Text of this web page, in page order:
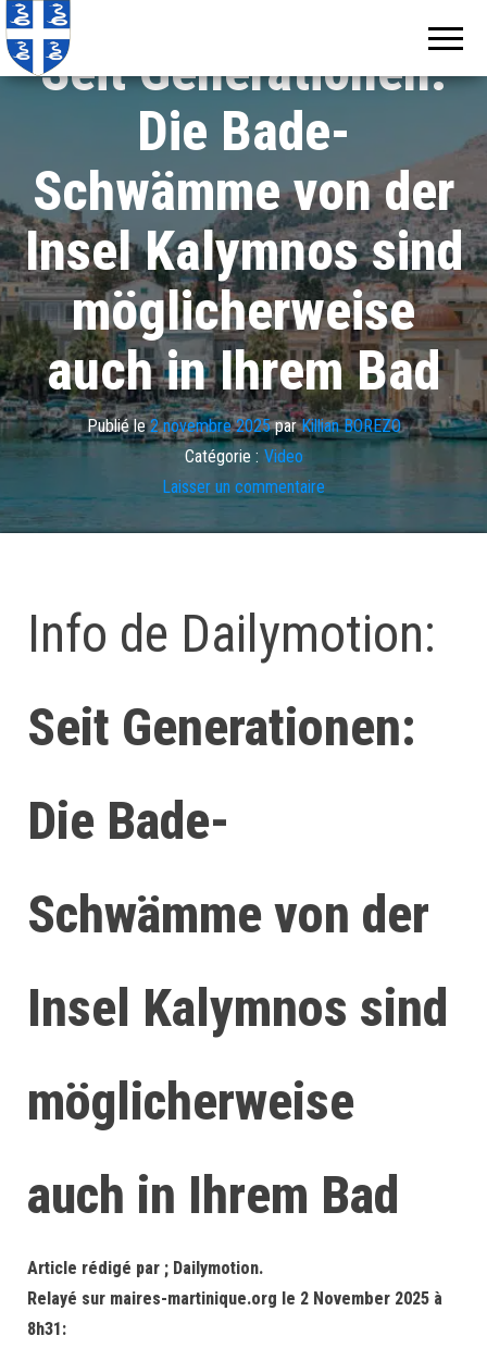
Seit Generationen:
Die Bade-
Schwämme von der
Insel Kalymnos sind
möglicherweise
auch in Ihrem Bad
Publié le2 novembre 2025parKillian BOREZO
Catégorie : Video
Laisser un commentaire
Info de Dailymotion:
Seit Generationen:
Die Bade-
Schwämme von der
Insel Kalymnos sind
möglicherweise
auch in Ihrem Bad
Article rédigé par ; Dailymotion.
Relayé sur maires-martinique.org le 2 November 2025 à
8h31: